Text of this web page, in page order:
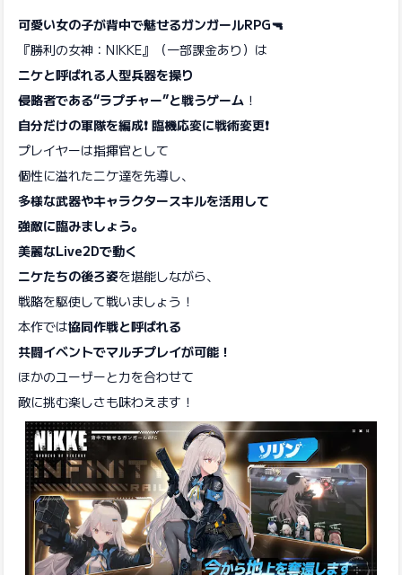
可愛い女の子が背中で魅せるガンガールRPG🔫
『勝利の女神：NIKKE』（一部課金あり）は
ニケと呼ばれる人型兵器を操り
侵略者である“ラプチャー”と戦うゲーム ！
自分だけの軍隊を編成❗ 臨機応変に戦術変更❗
プレイヤーは指揮官として
個性に溢れたニケ達を先導し、
多様な武器やキャラクタースキルを活用して
強敵に臨みましょう。
美麗なLive2Dで動く
ニケたちの後ろ姿を堪能しながら、
戦略を駆使して戦いましょう！
本作では協同作戦と呼ばれる
共闘イベントでマルチプレイが可能！
ほかのユーザーと力を合わせて
敵に挑む楽しさも味わえます！